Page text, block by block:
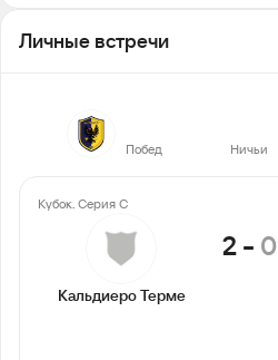
Личные встречи
Побед Ничьи
Кубок. Серия C
Кальдиеро Терме
2 - 0